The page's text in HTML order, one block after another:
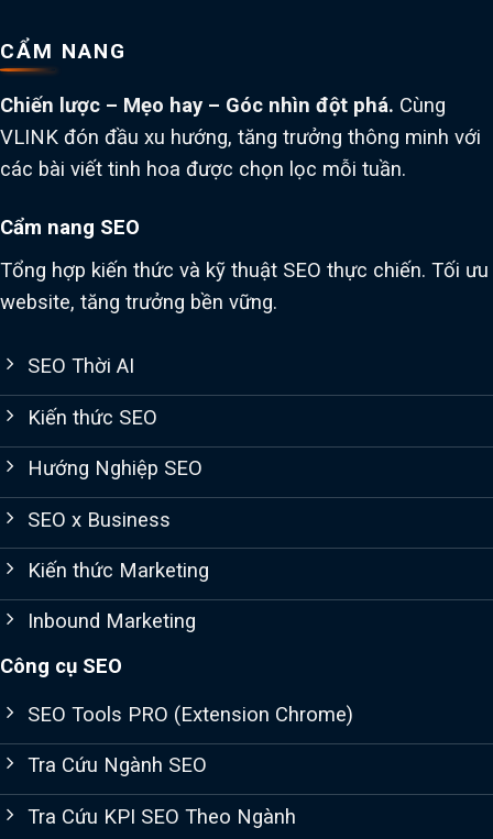
CẨM NANG
Chiến lược – Mẹo hay – Góc nhìn đột phá. Cùng
VLINK đón đầu xu hướng, tăng trưởng thông minh với
các bài viết tinh hoa được chọn lọc mỗi tuần.
Cẩm nang SEO
Tổng hợp kiến thức và kỹ thuật SEO thực chiến. Tối ưu
website, tăng trưởng bền vững.
SEO Thời AI
Kiến thức SEO
Hướng Nghiệp SEO
SEO x Business
Kiến thức Marketing
Inbound Marketing
Công cụ SEO
SEO Tools PRO (Extension Chrome)
Tra Cứu Ngành SEO
Tra Cứu KPI SEO Theo Ngành